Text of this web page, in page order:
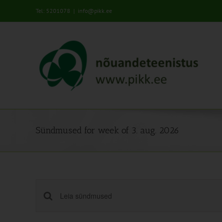
Tel: 5201078 | info@pikk.ee
Sündmused for week of 3. aug. 2026
Sündmused
Enter
00:00
04:00